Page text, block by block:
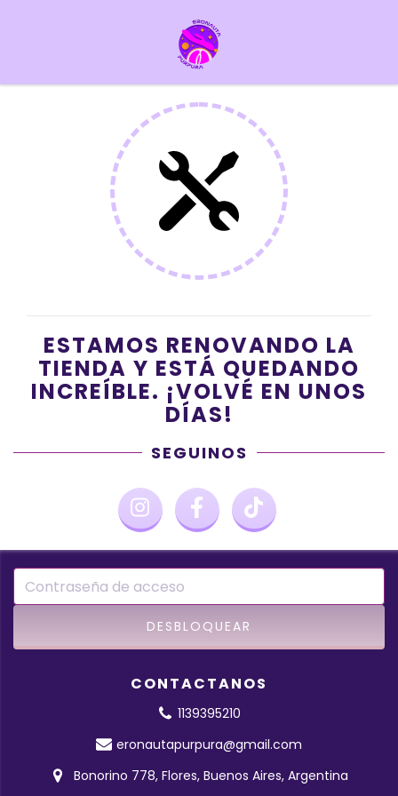
ESTAMOS RENOVANDO LA
TIENDA Y ESTÁ QUEDANDO
INCREÍBLE. ¡VOLVÉ EN UNOS
DÍAS!
SEGUINOS
CONTACTANOS
1139395210
eronautapurpura@gmail.com
Bonorino 778, Flores, Buenos Aires, Argentina